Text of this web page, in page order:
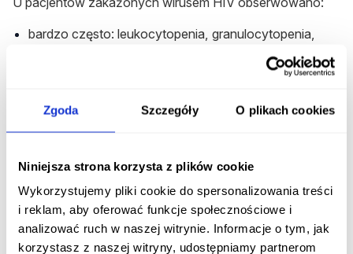
Zgoda Szczegóły O plikach cookies
Niniejsza strona korzysta z plików cookie
Wykorzystujemy pliki cookie do spersonalizowania treści
i reklam, aby oferować funkcje społecznościowe i
analizować ruch w naszej witrynie. Informacje o tym, jak
korzystasz z naszej witryny, udostępniamy partnerom
bardzo często: leukocytopenia, granulocytopenia,
trombocytopenia, hiperkaliemia, jadłowstręt, nudności
z wymiotami lub bez, biegunka, wysypka plamisto-
niezbyt często: hiponatremia, hipoglikemia
aminotransferaz.
Gdzie można zgłaszać działania
niepożądane leku?